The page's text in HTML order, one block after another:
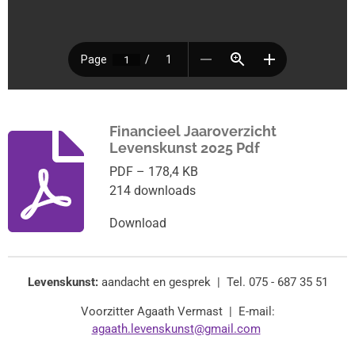
Financieel Jaaroverzicht
Levenskunst 2025 Pdf
PDF – 178,4 KB
214 downloads
Download
Levenskunst:aandacht en gesprek | Tel. 075 - 687 35 51
Voorzitter Agaath Vermast | E-mail:
agaath.levenskunst@gmail.com